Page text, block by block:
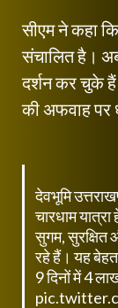
सीएम ने कहा
संचालित है।
दर्शन कर चुके
की अफवाह पर
देवभूमि
चारधाम यात्रा
सुगम, सुरक्षित
रहे हैं। यह
9 दिनों में 4